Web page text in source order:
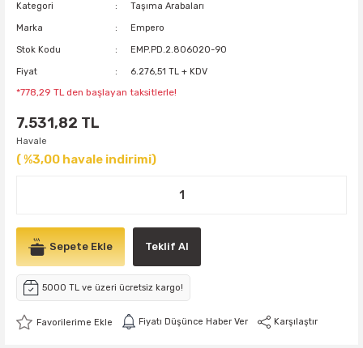
Kategori Taşıma Arabaları
Marka Empero
Stok Kodu EMP.PD.2.806020-90
Fiyat 6.276,51 TL + KDV
*778,29 TL den başlayan taksitlerle!
7.531,82 TL
Havale
( %3,00 havale indirimi)
Sepete Ekle Teklif Al
5000 TL ve üzeri ücretsiz kargo!
Fiyatı Düşünce Haber Ver Karşılaştır